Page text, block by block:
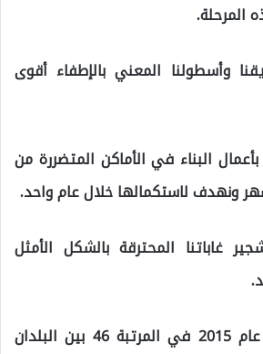
وأسطولنا المعني بالإطفاء أقوى
البناء في الأماكن المتضررة من
ونهدف لاستكمالها خلال عام واحد.
غاباتنا المحترقة بالشكل الأمثل
أردوغان: تركيا كانت عام 2015 في المرتبة 46 بين البلدان